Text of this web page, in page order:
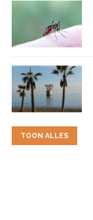
TOON ALLES